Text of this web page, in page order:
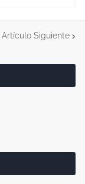
Artículo Siguiente